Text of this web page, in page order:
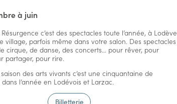
à juin
c’est des spectacles toute l’année, à Lodève
village, parfois même dans votre salon. Des spectacles
cirque, de danse, des concerts… pour rêver, pour
partager, pour rire.
des arts vivants c’est une cinquantaine de
l’année en Lodévois et Larzac.
Billetterie